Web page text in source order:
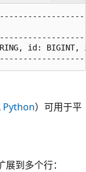
id:
Python）可用于平
展到多个行：